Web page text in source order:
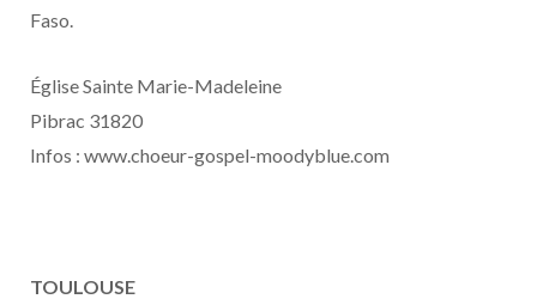
Faso.
Église Sainte Marie-Madeleine
Pibrac 31820
Infos : www.choeur-gospel-moodyblue.com
TOULOUSE